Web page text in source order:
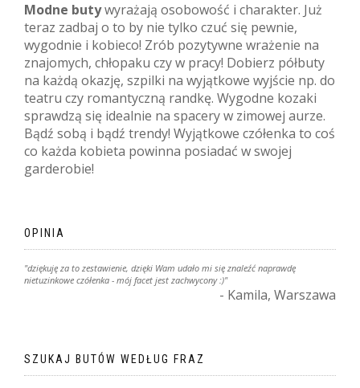
Modne butywyrażają osobowość i charakter. Już
teraz zadbaj o to by nie tylko czuć się pewnie,
wygodnie i kobieco! Zrób pozytywne wrażenie na
znajomych, chłopaku czy w pracy! Dobierz półbuty
na każdą okazję, szpilki na wyjątkowe wyjście np. do
teatru czy romantyczną randkę. Wygodne kozaki
sprawdzą się idealnie na spacery w zimowej aurze.
Bądź sobą i bądź trendy! Wyjątkowe czółenka to coś
co każda kobieta powinna posiadać w swojej
garderobie!
OPINIA
"dziękuję za to zestawienie, dzięki Wam udało mi się znaleźć naprawdę
nietuzinkowe czółenka - mój facet jest zachwycony :)"
- Kamila, Warszawa
SZUKAJ BUTÓW WEDŁUG FRAZ